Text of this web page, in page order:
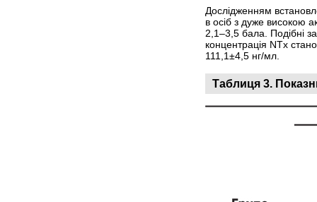
Дослідженням
в осіб з дуже високою
2,1–3,5 бала. Подібні
концентрація NTx
111,1±4,5 нг/мл.
Таблиця 3.